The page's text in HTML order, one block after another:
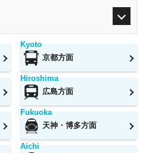
Kyoto
京都方面
Hiroshima
広島方面
Fukuoka
天神・博多方面
Aichi